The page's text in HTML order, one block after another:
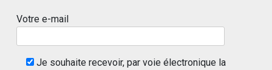
Votre e-mail
Je souhaite recevoir, par voie électronique la